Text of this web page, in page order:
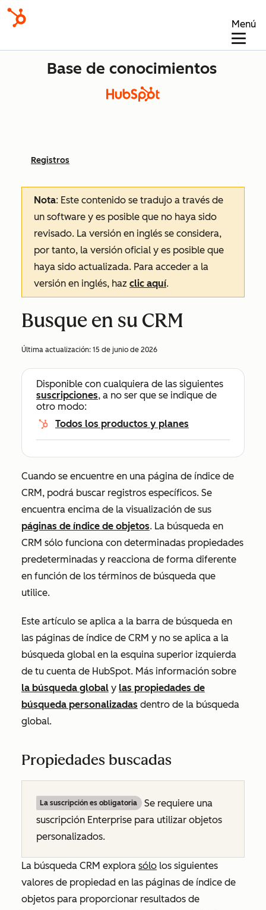
Menú
Base de conocimientos
Registros
Nota: Este contenido se tradujo a través de
un software y es posible que no haya sido
revisado. La versión en inglés se considera,
por tanto, la versión oficial y es posible que
haya sido actualizada. Para acceder a la
versión en inglés, haz clic aquí.
Busque en su CRM
Última actualización: 15 de junio de 2026
Disponible con cualquiera de las siguientes
suscripciones, a no ser que se indique de
otro modo:
Todos los productos y planes
Cuando se encuentre en una página de índice de
CRM, podrá buscar registros específicos. Se
encuentra encima de la visualización de sus
páginas de índice de objetos. La búsqueda en
CRM sólo funciona con determinadas propiedades
predeterminadas y reacciona de forma diferente
en función de los términos de búsqueda que
utilice.
Este artículo se aplica a la barra de búsqueda en
las páginas de índice de CRM y no se aplica a la
búsqueda global en la esquina superior izquierda
de tu cuenta de HubSpot. Más información sobre
la búsqueda global y las propiedades de
búsqueda personalizadas dentro de la búsqueda
global.
Propiedades buscadas
La suscripción es obligatoria
Se requiere una
suscripción Enterprise para utilizar objetos
personalizados.
La búsqueda CRM explora sólo los siguientes
valores de propiedad en las páginas de índice de
objetos para proporcionar resultados de